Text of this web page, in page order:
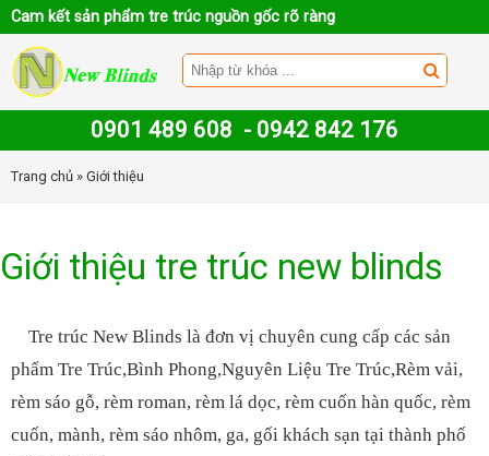
Cam kết sản phẩm tre trúc nguồn gốc rõ ràng
0901 489 608 - 0942 842 176
Trang chủ » Giới thiệu
Giới thiệu tre trúc new blinds
Tre trúc New Blinds là đơn vị chuyên cung cấp các sản
phẩm Tre Trúc,Bình Phong,Nguyên Liệu Tre Trúc,Rèm vải,
rèm sáo gỗ, rèm roman, rèm lá dọc, rèm cuốn hàn quốc, rèm
cuốn, mành, rèm sáo nhôm, ga, gối khách sạn tại thành phố